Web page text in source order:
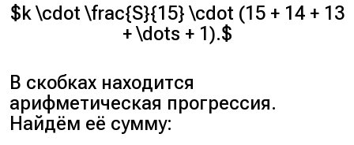
$k \cdot \frac{S}{15} \cdot (15 + 14 + 13
+ \dots + 1).$
В скобках находится
арифметическая прогрессия.
Найдём её сумму: